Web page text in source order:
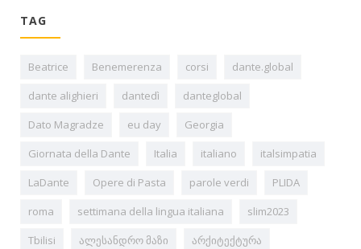
TAG
Beatrice Benemerenza corsi
dante.global
dante alighieri
dantedì
danteglobal
Dato Magradze
eu day
Georgia
Giornata della Dante
Italia italiano
italsimpatia
LaDante
Opere di Pasta parole verdi
PLIDA
roma
settimana della lingua italiana
slim2023
Tbilisi
ალესანდრო მაზი
არქიტექტურა